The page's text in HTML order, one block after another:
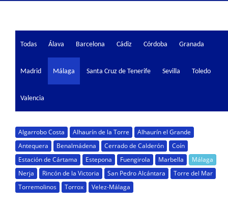
Todas Álava Barcelona Cádiz Córdoba Granada
Madrid Málaga Santa Cruz de Tenerife Sevilla Toledo
Valencia
Algarrobo Costa Alhaurín de la Torre
Alhaurín el Grande
Antequera
Benalmádena Cerrado de Calderón
Coín
Estación de Cártama
Estepona Fuengirola Marbella
Málaga
Nerja
Rincón de la Victoria San Pedro Alcántara
Torre del Mar
Torremolinos
Torrox Velez-Málaga